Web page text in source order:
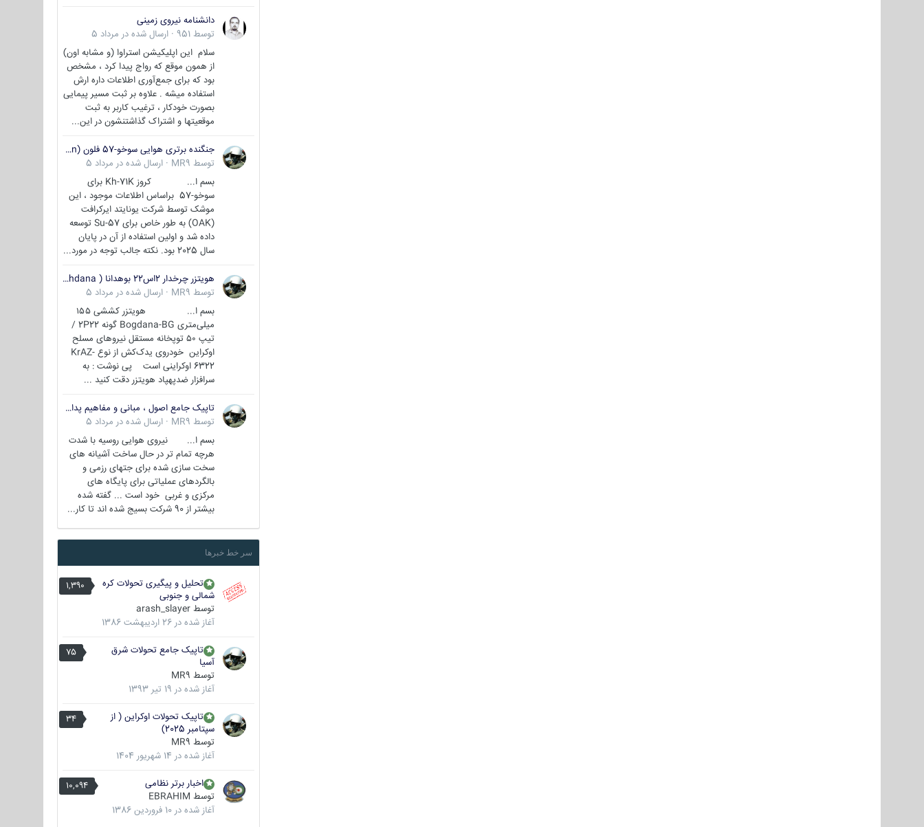
دانشنامه نیروی زمینی
توسط 951
· ارسال شده در مرداد 5
سلام این اپلیکیشن استراوا (و مشابه اون)
از همون موقع که رواج پیدا کرد ، مشخص
بود که برای جمع‌آوری اطلاعات داره ارش
استفاده میشه . علاوه بر ثبت مسیر پیمایی
بصورت خودکار ، ترغیب کاربر به ثبت
موقعیتها و اشتراک‌ گذاشتنشون در این...
جنگنده برتری هوایی سوخو-57 فلون (Su-57/Felon)
توسط MR9
· ارسال شده در مرداد 5
بسم ا... کروز Kh-71K برای
سوخو-57 براساس اطلاعات موجود ، این
موشک توسط شرکت یونایتد ایرکرافت
(OAK) به طور خاص برای Su-57 توسعه
داده شد و اولین استفاده از آن در پایان
سال 2025 بود. نکته جالب توجه در مورد...
هویتزر چرخدار 2اس22 بوهدانا ( wheeled howitzer 2S22 Bohdana )
توسط MR9
· ارسال شده در مرداد 5
بسم ا... هویتزر کششی ۱۵۵
میلی‌متری Bogdana-BG گونه 2P22 /
تیپ ۵۰ توپخانه مستقل نیروهای مسلح
اوکراین خودروی یدک‌کش از نوع KrAZ-
6322 اوکراینی است پی نوشت : به
سرافزار ضدپهپاد هویتزر دقت کنید ...
تاپیک جامع اصول ، مبانی و مفاهیم پدافند غیر عامل
توسط MR9
· ارسال شده در مرداد 5
بسم ا... نیروی هوایی روسیه با شدت
هرچه تمام تر در حال ساخت آشیانه های
سخت سازی شده برای جتهای رزمی و
بالگردهای عملیاتی برای پایگاه های
مرکزی و غربی خود است ... گفته شده
بیشتر از 90 شرکت بسیج شده اند تا کار...
سر خط خبرها
1,390
تحلیل و پیگیری تحولات کره
شمالی و جنوبی
توسط arash_slayer
آغاز شده در 26 اردیبهشت 1386
75
تاپیک جامع تحولات شرق
آسیا
توسط MR9
آغاز شده در 19 تیر 1393
34
تاپیک تحولات اوکراین ( از
سپتامبر 2025)
توسط MR9
آغاز شده در 14 شهریور 1404
10,094
اخبار برتر نظامی
توسط EBRAHIM
آغاز شده در 10 فروردین 1386